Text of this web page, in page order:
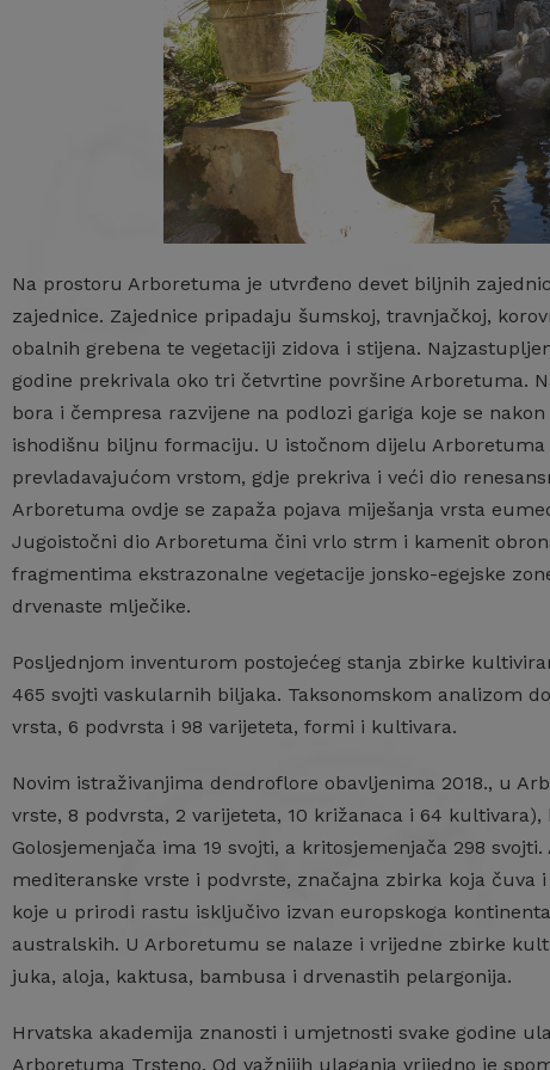
Na prostoru Arboretuma je utvrđeno devet biljnih
zajednice. Zajednice pripadaju šumskoj, travnjačkoj,
obalnih grebena te vegetaciji zidova i stijena.
godine prekrivala oko tri četvrtine površine Arboretuma.
bora i čempresa razvijene na podlozi gariga koje se
ishodišnu biljnu formaciju. U istočnom dijelu Arboretuma
prevladavajućom vrstom, gdje prekriva i veći dio
Arboretuma ovdje se zapaža pojava miješanja vrsta
Jugoistočni dio Arboretuma čini vrlo strm i kamenit
fragmentima ekstrazonalne vegetacije jonsko-egejske
drvenaste mlječike.
Posljednjom inventurom postojećeg stanja zbirke
465 svojti vaskularnih biljaka. Taksonomskom analizom
vrsta, 6 podvrsta i 98 varijeteta, formi i kultivara.
Novim istraživanjima dendroflore obavljenima 2018., u
vrste, 8 podvrsta, 2 varijeteta, 10 križanaca i 64
Golosjemenjača ima 19 svojti, a kritosjemenjača 298
mediteranske vrste i podvrste, značajna zbirka koja
koje u prirodi rastu isključivo izvan europskoga
australskih. U Arboretumu se nalaze i vrijedne zbirke
juka, aloja, kaktusa, bambusa i drvenastih pelargonija.
Hrvatska akademija znanosti i umjetnosti svake godine
Arboretuma Trsteno. Od važnijih ulaganja vrijedno je